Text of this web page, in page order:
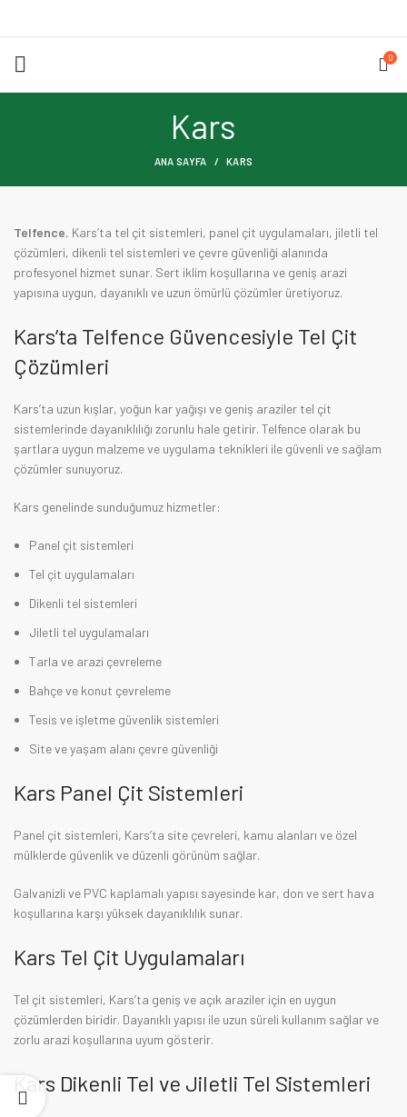
0
Kars
ANA SAYFA KARS
Telfence, Kars’ta tel çit sistemleri, panel çit uygulamaları, jiletli tel
çözümleri, dikenli tel sistemleri ve çevre güvenliği alanında
profesyonel hizmet sunar. Sert iklim koşullarına ve geniş arazi
yapısına uygun, dayanıklı ve uzun ömürlü çözümler üretiyoruz.
Kars’ta Telfence Güvencesiyle Tel Çit
Çözümleri
Kars’ta uzun kışlar, yoğun kar yağışı ve geniş araziler tel çit
sistemlerinde dayanıklılığı zorunlu hale getirir. Telfence olarak bu
şartlara uygun malzeme ve uygulama teknikleri ile güvenli ve sağlam
çözümler sunuyoruz.
Kars genelinde sunduğumuz hizmetler:
Panel çit sistemleri
Tel çit uygulamaları
Dikenli tel sistemleri
Jiletli tel uygulamaları
Tarla ve arazi çevreleme
Bahçe ve konut çevreleme
Tesis ve işletme güvenlik sistemleri
Site ve yaşam alanı çevre güvenliği
Kars Panel Çit Sistemleri
Panel çit sistemleri, Kars’ta site çevreleri, kamu alanları ve özel
mülklerde güvenlik ve düzenli görünüm sağlar.
Galvanizli ve PVC kaplamalı yapısı sayesinde kar, don ve sert hava
koşullarına karşı yüksek dayanıklılık sunar.
Kars Tel Çit Uygulamaları
Tel çit sistemleri, Kars’ta geniş ve açık araziler için en uygun
çözümlerden biridir. Dayanıklı yapısı ile uzun süreli kullanım sağlar ve
zorlu arazi koşullarına uyum gösterir.
Kars Dikenli Tel ve Jiletli Tel Sistemleri